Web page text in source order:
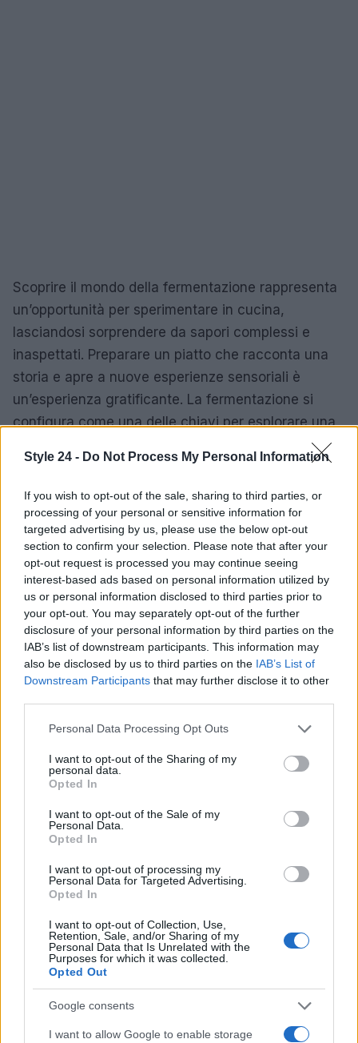
Style 24 - Do Not Process My Personal Information
If you wish to opt-out of the sale, sharing to third parties, or
processing of your personal or sensitive information for
targeted advertising by us, please use the below opt-out
section to confirm your selection. Please note that after your
opt-out request is processed you may continue seeing
interest-based ads based on personal information utilized by
us or personal information disclosed to third parties prior to
your opt-out. You may separately opt-out of the further
disclosure of your personal information by third parties on the
IAB’s list of downstream participants. This information may
also be disclosed by us to third parties on the IAB’s List of
Downstream Participants that may further disclose it to other
Please note that this website/app uses one or more Google
not limited to your visit or usage behaviour. You may click to
grant or deny consent to Google and its third-party tags to
use your data for below specified purposes in below Google
consent section.
Personal Data Processing Opt Outs
I want to opt-out of the Sharing of my
personal data.
Opted In
I want to opt-out of the Sale of my
Personal Data.
Opted In
I want to opt-out of processing my
Personal Data for Targeted Advertising.
Opted In
I want to opt-out of Collection, Use,
Retention, Sale, and/or Sharing of my
Personal Data that Is Unrelated with the
Purposes for which it was collected.
Opted Out
Google consents
I want to allow Google to enable storage
Scoprire il mondo della fermentazione rappresenta
un’opportunità per sperimentare in cucina,
lasciandosi sorprendere da sapori complessi e
inaspettati. Preparare un piatto che racconta una
storia e apre a nuove esperienze sensoriali è
un’esperienza gratificante. La fermentazione si
configura come una delle chiavi per esplorare una
cucina moderna che, pur guardando al passato,
non trascura il futuro.
AUTORE
Staff
Continua a leggere
ALIMENTAZIONE